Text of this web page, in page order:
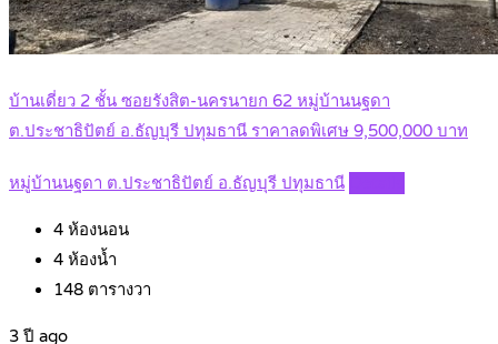
บ้านเดี่ยว 2 ชั้น ซอยรังสิต-นครนายก 62 หมู่บ้านนฐดา
ต.ประชาธิปัตย์ อ.ธัญบุรี ปทุมธานี ราคาลดพิเศษ 9,500,000 บาท
หมู่บ้านนฐดา ต.ประชาธิปัตย์ อ.ธัญบุรี ปทุมธานี
4 ห้องนอน
4 ห้องน้ำ
148 ตารางวา
3 ปี ago